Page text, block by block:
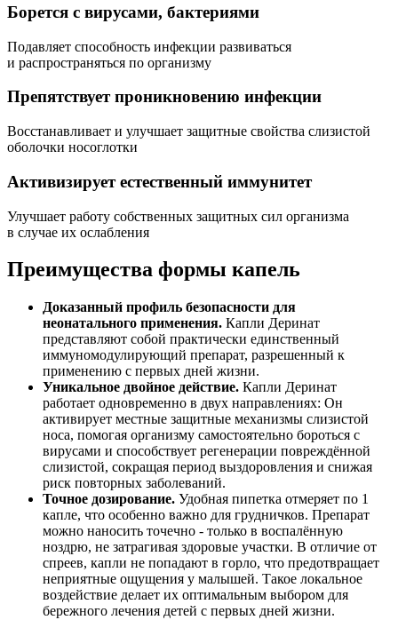
Борется с вирусами, бактериями
Подавляет способность инфекции развиваться
и распространяться по организму
Препятствует проникновению инфекции
Восстанавливает и улучшает защитные свойства слизистой
оболочки носоглотки
Активизирует естественный иммунитет
Улучшает работу собственных защитных сил организма
в случае их ослабления
Преимущества формы капель
Доказанный профиль безопасности для
неонатального применения. Капли Деринат
представляют собой практически единственный
иммуномодулирующий препарат, разрешенный к
применению с первых дней жизни.
Уникальное двойное действие. Капли Деринат
работает одновременно в двух направлениях: Он
активирует местные защитные механизмы слизистой
носа, помогая организму самостоятельно бороться с
вирусами и способствует регенерации повреждённой
слизистой, сокращая период выздоровления и снижая
риск повторных заболеваний.
Точное дозирование. Удобная пипетка отмеряет по 1
капле, что особенно важно для грудничков. Препарат
можно наносить точечно - только в воспалённую
ноздрю, не затрагивая здоровые участки. В отличие от
спреев, капли не попадают в горло, что предотвращает
неприятные ощущения у малышей. Такое локальное
воздействие делает их оптимальным выбором для
бережного лечения детей с первых дней жизни.